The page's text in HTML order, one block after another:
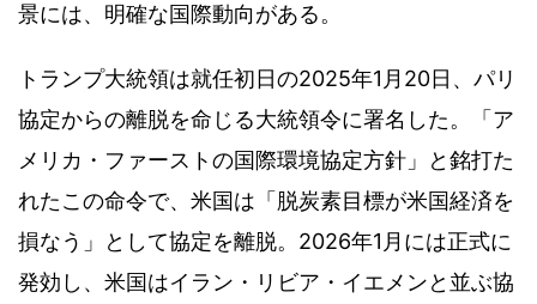
景には、明確な国際動向がある。
トランプ大統領は就任初日の2025年1月20日、パリ
協定からの離脱を命じる大統領令に署名した。「ア
メリカ・ファーストの国際環境協定方針」と銘打た
れたこの命令で、米国は「脱炭素目標が米国経済を
損なう」として協定を離脱。2026年1月には正式に
発効し、米国はイラン・リビア・イエメンと並ぶ協